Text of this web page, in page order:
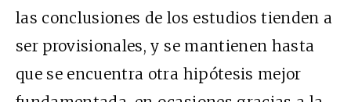
las conclusiones de los estudios tienden a
ser provisionales, y se mantienen hasta
que se encuentra otra hipótesis mejor